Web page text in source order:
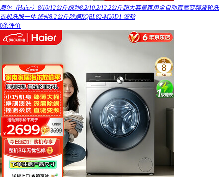
海尔（Haier）8/10/12公斤统帅8.2/10.2/12.2公斤超大容量家用全自动直驱变频波轮洗
衣机洗脱一体 统帅8.2公斤除螨XQBL82-M20D1 波轮
0条评价